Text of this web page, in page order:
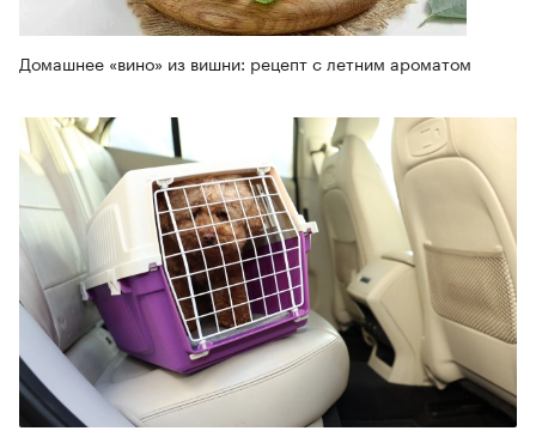
Домашнее «вино» из вишни: рецепт с летним ароматом